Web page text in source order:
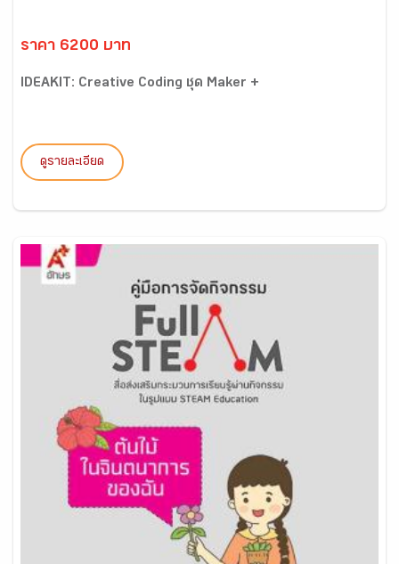
ราคา 6200 บาท
IDEAKIT: Creative Coding ชุด Maker +
ดูรายละเอียด